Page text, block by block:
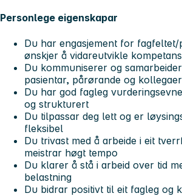
Personlege eigenskapar
Du har engasjement for
ønskjer å vidareutvikle
Du kommuniserer og
pasientar, pårørande og kollegaer
Du har god fagleg
og strukturert
Du tilpassar deg lett og er
fleksibel
Du trivast med å arbeide i eit
meistrar høgt tempo
Du klarer å stå i arbeid over tid
belastning
Du bidrar positivt til eit fagleg og